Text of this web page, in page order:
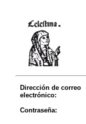
Dirección de correo
electrónico:
Contraseña: